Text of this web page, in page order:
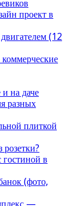
проект в
(12
на даче
разных
плиткой
в
(фото,